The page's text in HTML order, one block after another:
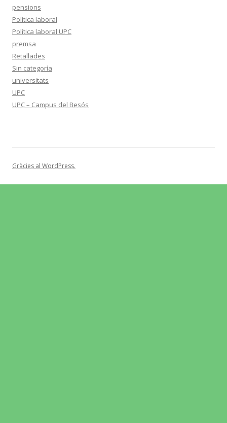
pensions
Política laboral
Política laboral UPC
premsa
Retallades
Sin categoría
universitats
UPC
UPC – Campus del Besós
Gràcies al WordPress.